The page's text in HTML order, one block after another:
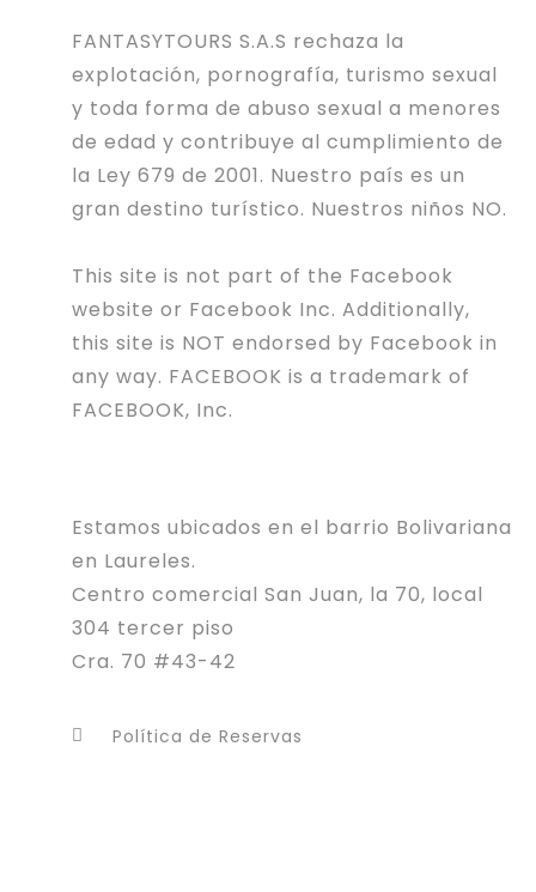
FANTASYTOURS S.A.S rechaza la
explotación, pornografía, turismo sexual
y toda forma de abuso sexual a menores
de edad y contribuye al cumplimiento de
la Ley 679 de 2001. Nuestro país es un
gran destino turístico. Nuestros niños NO.
This site is not part of the Facebook
website or Facebook Inc. Additionally,
this site is NOT endorsed by Facebook in
any way. FACEBOOK is a trademark of
FACEBOOK, Inc.
Estamos ubicados en el barrio Bolivariana
en Laureles.
Centro comercial San Juan, la 70, local
304 tercer piso
Cra. 70 #43-42
Política de Reservas